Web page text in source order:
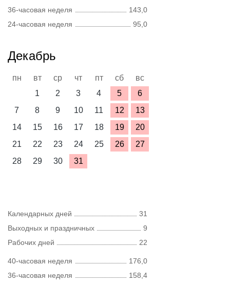
36-часовая неделя
143,0
24-часовая неделя
95,0
Декабрь
пн вт ср чт пт сб
вс
1
2 3 4 5
6
7
8 9 10 11 12
13
14
15 16 17 18 19
20
21
22 23 24 25 26
27
28
29 30 31
Календарных дней
31
Выходных и праздничных
9
Рабочих дней
22
40-часовая неделя
176,0
36-часовая неделя
158,4